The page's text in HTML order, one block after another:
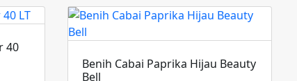
40
Benih Cabai Paprika Hijau Beauty
Bell